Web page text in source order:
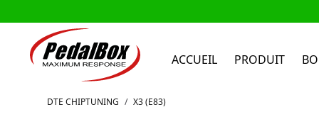
ACCUEIL PRODUIT
Aller au contenu
DTE CHIPTUNING / X3 (E83)